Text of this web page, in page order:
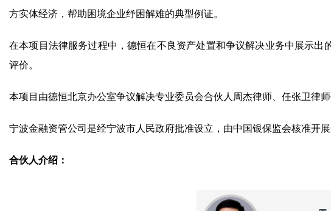
方实体经济，帮助困境企业纾困解难的典型例证。
在本项目法律服务过程中，德恒在不良资产处置和争议解决业务中展示
评价。
本项目由德恒北京办公室争议解决专业委员会合伙人周杰律师、任张卫律
宁波金融资管公司是经宁波市人民政府批准设立，由中国银保监会核准开
合伙人介绍：